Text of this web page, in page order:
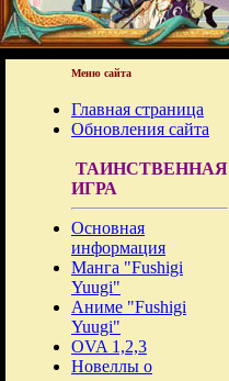
Меню сайта
Главная страница
Обновления сайта
ТАИНСТВЕННАЯ
ИГРА
Основная
информация
Манга "Fushigi
Yuugi"
Аниме "Fushigi
Yuugi"
OVA 1,2,3
Новеллы о